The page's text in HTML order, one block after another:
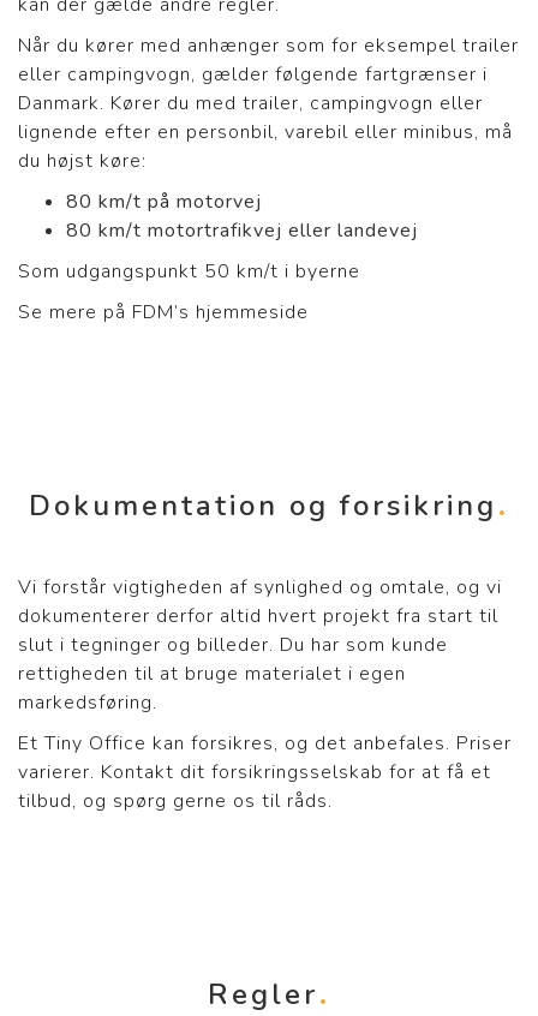
Når du kører med anhænger som for eksempel trailer
eller campingvogn, gælder følgende fartgrænser i
Danmark. Kører du med trailer, campingvogn eller
lignende efter en personbil, varebil eller minibus, må
du højst køre:
80 km/t på motorvej
80 km/t motortrafikvej eller landevej
Som udgangspunkt 50 km/t i byerne
Se mere på FDM’s hjemmeside
Dokumentation og forsikring
Vi forstår vigtigheden af synlighed og omtale, og vi
dokumenterer derfor altid hvert projekt fra start til
slut i tegninger og billeder. Du har som kunde
rettigheden til at bruge materialet i egen
markedsføring.
Et Tiny Office kan forsikres, og det anbefales. Priser
varierer. Kontakt dit forsikringsselskab for at få et
tilbud, og spørg gerne os til råds.
Regler